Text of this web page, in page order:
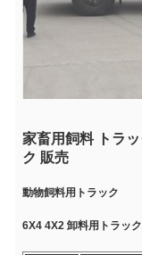
家畜用飼料 トラ
ク 販売
動物飼料用トラック
6X4 4X2 卸料用トラッ